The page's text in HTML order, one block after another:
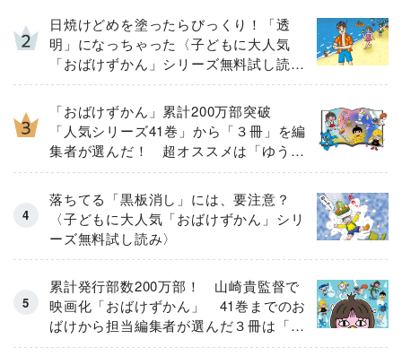
日焼けどめを塗ったらびっくり！「透
明」になっちゃった〈子どもに大人気
「おばけずかん」シリーズ無料試し読
み〉
「おばけずかん」累計200万部突破
「人気シリーズ41巻」から「３冊」を編
集者が選んだ！ 超オススメは「ゆうえ
んち」「ふゆ」「いちにちじゅう」
落ちてる「黒板消し」には、要注意？
〈子どもに大人気「おばけずかん」シリ
ーズ無料試し読み〉
累計発行部数200万部！ 山崎貴監督で
映画化「おばけずかん」 41巻までのお
ばけから担当編集者が選んだ３冊は「が
っこう」「レストラン」「しょうがっこ